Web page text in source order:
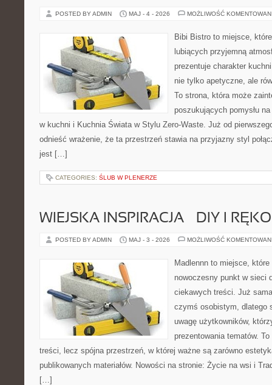
POSTED BY ADMIN MAJ - 4 - 2026 MOŻLIWOŚĆ
Bibi Bistro to miejsce,
lubiących przyjemną
prezentuje charakter
nie tylko apetyczne, ale
To strona, która może
poszukujących pomysłu
w kuchni i Kuchnia Świata w Stylu Zero-Waste. Już od
odnieść wrażenie, że ta przestrzeń stawia na przyjazny styl
jest […]
CATEGORIES: ŚLUB W PLENERZE
WIEJSKA INSPIRACJA – DIY I
POSTED BY ADMIN MAJ - 3 - 2026 MOŻLIWOŚĆ
Madlennn to miejsce,
nowoczesny punkt w sieci
ciekawych treści. Już
czymś osobistym, dlatego
uwagę użytkowników,
prezentowania tematów.
treści, lecz spójna przestrzeń, w której ważne są zarówno
publikowanych materiałów. Nowości na stronie: Życie na wsi i
[…]